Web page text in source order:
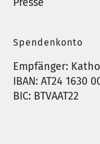
Presse
Spendenkonto
Empfänger:
IBAN: AT24 1630
BIC: BTVAAT22